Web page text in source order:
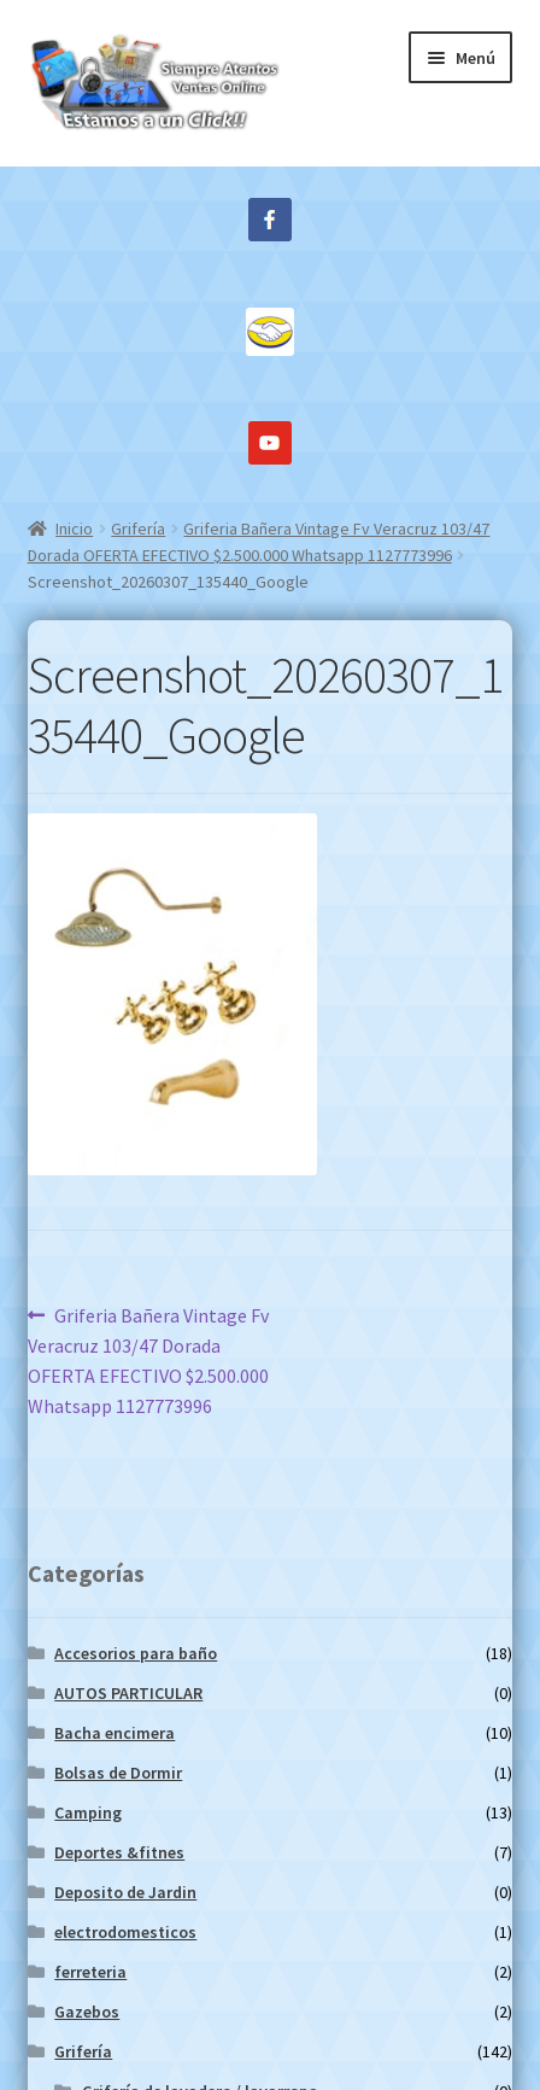
Ir
a
la
navegación
Ir
al
contenido
Menú
Inicio
Inicio Grifería
Griferia Bañera Vintage Fv Veracruz 103/47
Dorada OFERTA EFECTIVO $2.500.000 Whatsapp 1127773996
Screenshot_20260307_135440_Google
Screenshot_20260307_1
35440_Google
Navegación
de
entradas
Anterior:
Griferia Bañera Vintage Fv
Veracruz 103/47 Dorada
OFERTA EFECTIVO $2.500.000
Whatsapp 1127773996
Categorías
Accesorios para baño
(18)
AUTOS PARTICULAR
(0)
Bacha encimera
(10)
Bolsas de Dormir
(1)
Camping
(13)
Deportes &fitnes
(7)
Deposito de Jardin
(0)
electrodomesticos
(1)
ferreteria
(2)
Gazebos
(2)
Grifería
(142)